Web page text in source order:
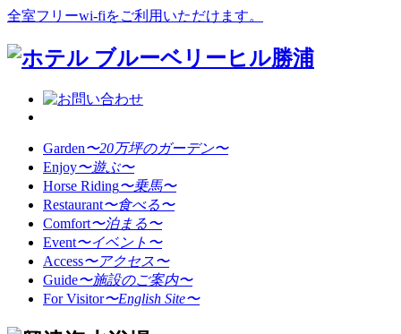
全室フリーwi-fiをご利用いただけます。
Garden〜20万坪のガーデン〜
Enjoy〜遊ぶ〜
Horse Riding〜乗馬〜
Restaurant〜食べる〜
Comfort〜泊まる〜
Event〜イベント〜
Access〜アクセス〜
Guide〜施設のご案内〜
For Visitor〜English Site〜